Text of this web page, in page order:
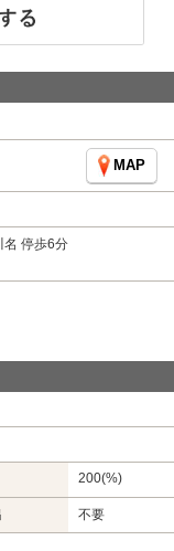
MAP
名 停歩6分
200(%)
不要